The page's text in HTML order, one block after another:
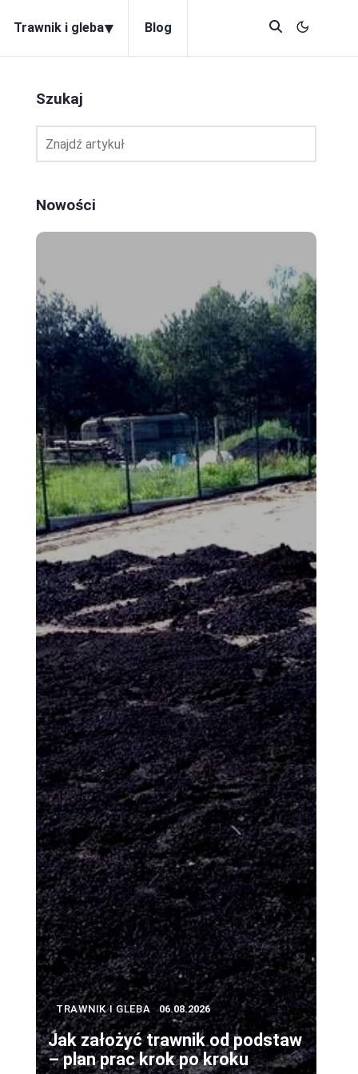
Trawnik i gleba▾ Blog
Szukaj
Nowości
TRAWNIK I GLEBA 06.08.2026
Jak założyć trawnik od podstaw
– plan prac krok po kroku